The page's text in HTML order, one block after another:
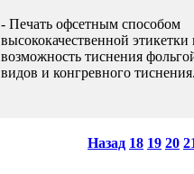
- Печать офсетным способом
высококачественной
возможность тиснения
видов и конгревного
Назад 18 19 20